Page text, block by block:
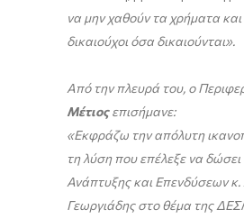
να μην χαθούν τα χρήματα και
δικαιούχοι όσα δικαιούνται».
Από την πλευρά του, ο
Μέτιοςεπισήμανε:
«Εκφράζω την απόλυτη
τη λύση που επέλεξε να
Ανάπτυξης και Επενδύσεων κ.
Γεωργιάδης στο θέμα της